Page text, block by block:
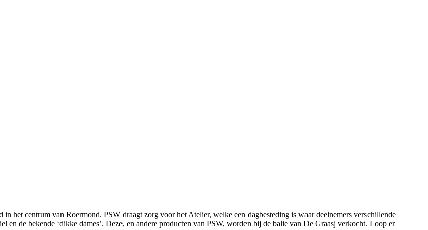
het centrum van Roermond. PSW draagt zorg voor het Atelier, welke een dagbesteding is waar deelnemers verschillende
en de bekende ‘dikke dames’. Deze, en andere producten van PSW, worden bij de balie van De Graasj verkocht. Loop er